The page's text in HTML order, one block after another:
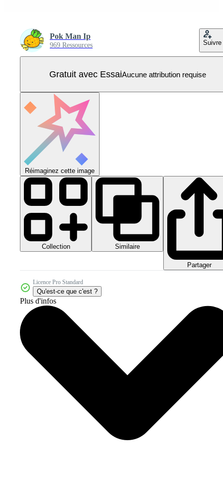
Pok Man Ip
969 Ressources Suivre
Gratuit avec EssaiAucune attribution requise
Réimaginez cette image
Collection Similaire
Partager
Licence Pro Standard
Qu'est-ce que c'est ?
Plus d'infos